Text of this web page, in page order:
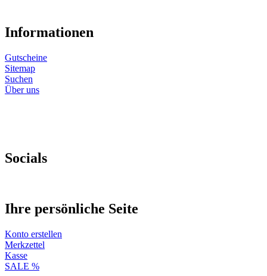
Informationen
Gutscheine
Sitemap
Suchen
Über uns
Socials
Ihre persönliche Seite
Konto erstellen
Merkzettel
Kasse
SALE %